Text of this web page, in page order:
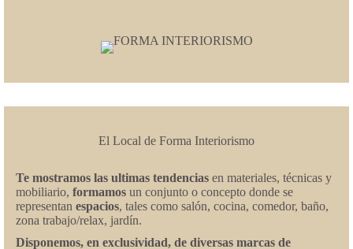
El Local de Forma Interiorismo
Te mostramos las ultimas tendencias en materiales, técnicas y
mobiliario, formamos un conjunto o concepto donde se
representan espacios, tales como salón, cocina, comedor, baño,
zona trabajo/relax, jardín.
Disponemos, en exclusividad, de diversas marcas de